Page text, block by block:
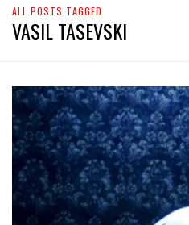
ALL POSTS TAGGED
VASIL TASEVSKI